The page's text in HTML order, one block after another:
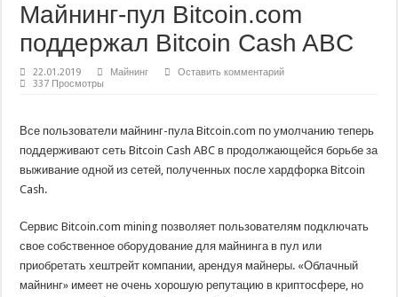
Майнинг-пул Bitcoin.com
поддержал Bitcoin Cash ABC
22.01.2019 Майнинг
Оставить комментарий
337 Просмотры
Все пользователи майнинг-пула Bitcoin.com по умолчанию теперь
поддерживают сеть Bitcoin Cash ABC в продолжающейся борьбе за
выживание одной из сетей, полученных после хардфорка Bitcoin
Cash.
Сервис Bitcoin.com mining позволяет пользователям подключать
свое собственное оборудование для майнинга в пул или
приобретать хештрейт компании, арендуя майнеры. «Облачный
майнинг» имеет не очень хорошую репутацию в криптосфере, но